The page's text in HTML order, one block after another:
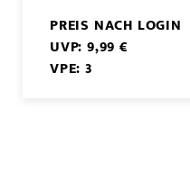
PREIS NACH LOGIN
UVP: 9,99 €
VPE: 3